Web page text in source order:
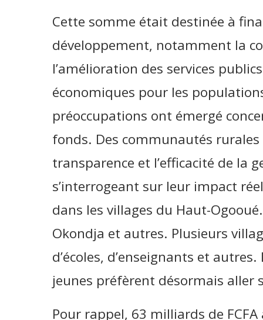
Cette somme était destinée à
développement, notamment la
l’amélioration des services
économiques pour les
préoccupations ont émergé
fonds. Des communautés
transparence et l’efficacité de la
s’interrogeant sur leur impact
dans les villages du Haut-
Okondja et autres. Plusieurs
d’écoles, d’enseignants et
jeunes préfèrent désormais aller
Pour rappel, 63 milliards de